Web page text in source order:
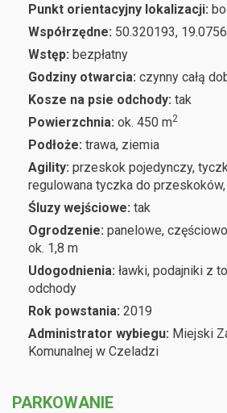
Punkt orientacyjny lokalizacji:
Współrzędne: 50.320193,
Wstęp: bezpłatny
Godziny otwarcia: czynny całą
Kosze na psie odchody: tak
Powierzchnia: ok. 450 m2
Podłoże: trawa, ziemia
Agility: przeskok pojedynczy,
regulowana tyczka do
Śluzy wejściowe: tak
Ogrodzenie: panelowe,
ok. 1,8 m
Udogodnienia: ławki, podajniki z
odchody
Rok powstania: 2019
Administrator wybiegu: Miejski
Komunalnej w Czeladzi
PARKOWANIE